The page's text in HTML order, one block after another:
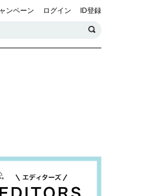
ンペーン ログイン ID登録